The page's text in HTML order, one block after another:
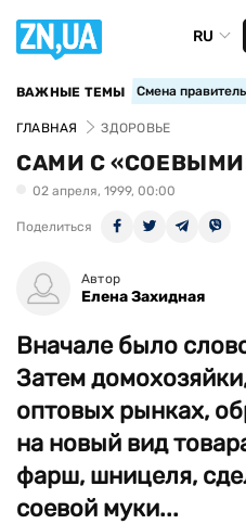
RU
ВАЖНЫЕ ТЕМЫ Смена
ГЛАВНАЯ ЗДОРОВЬЕ
САМИ С
02 апреля, 1999, 00:00
Поделиться
Автор
Елена Захидная
Вначале было
Затем
оптовых рынках,
на новый вид
фарш, шницеля,
соевой муки...